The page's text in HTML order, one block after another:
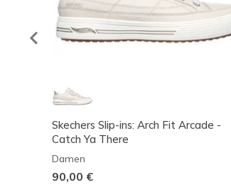
Skechers Slip-ins: Arch Fit Arcade -
Catch Ya There
Damen
90,00 €